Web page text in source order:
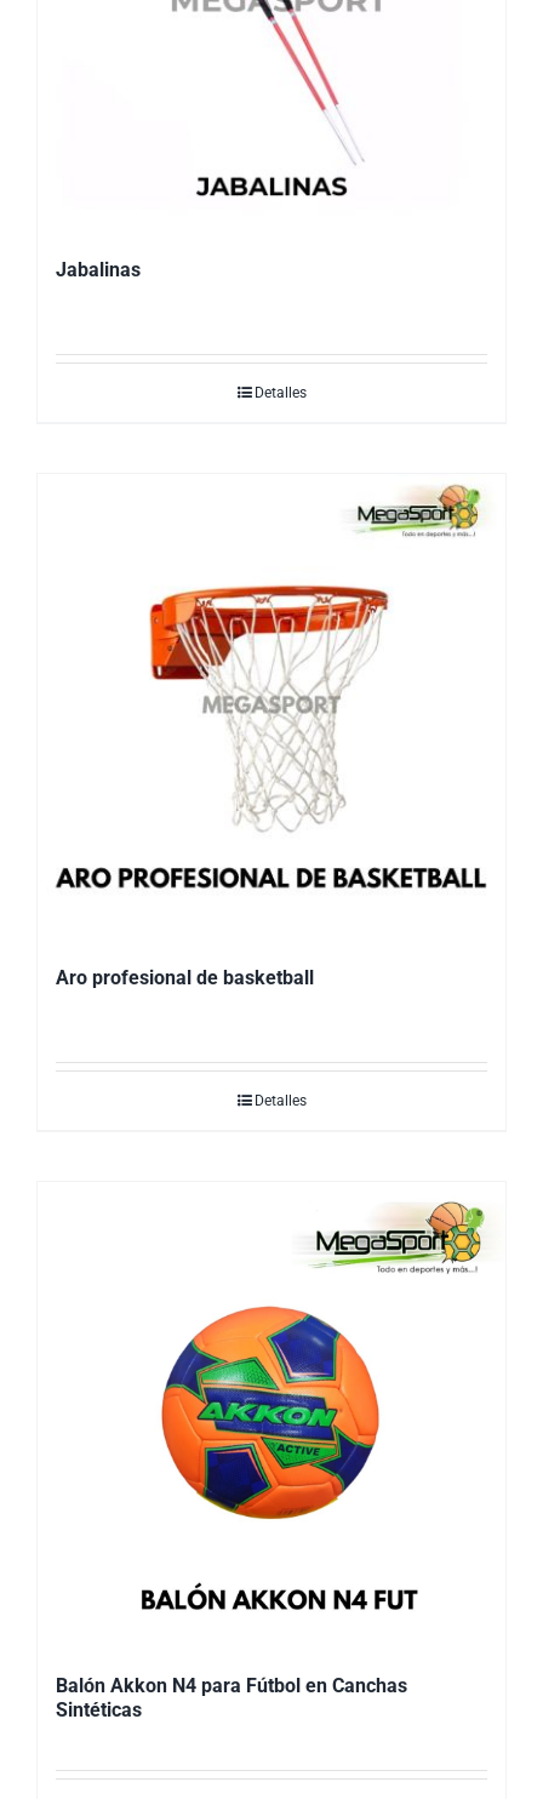
Jabalinas
Detalles
Aro profesional de basketball
Detalles
Balón Akkon N4 para Fútbol en Canchas
Sintéticas